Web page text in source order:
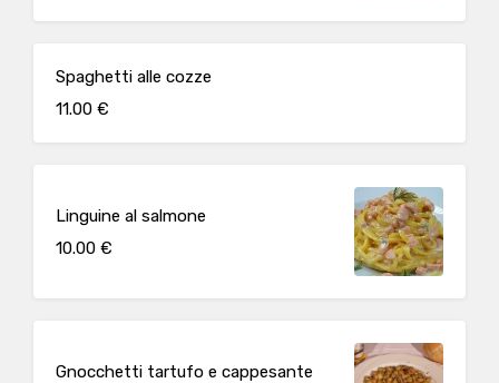
Spaghetti alle cozze
11.00 €
Linguine al salmone
10.00 €
Gnocchetti tartufo e cappesante